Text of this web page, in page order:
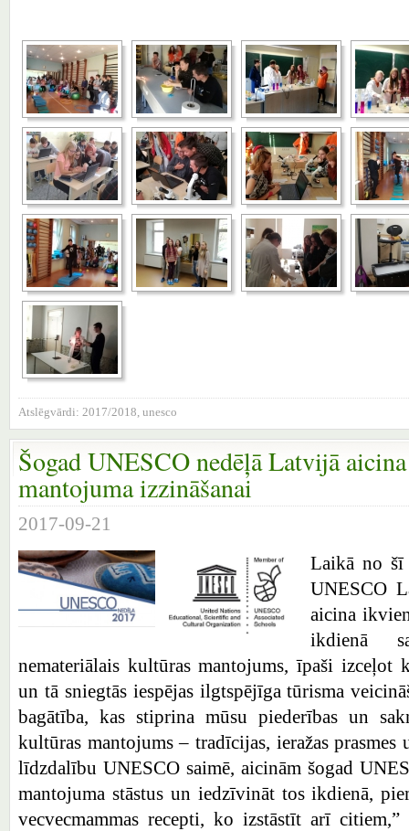
Atslēgvārdi: 2017/2018, unesco
Šogad UNESCO nedēļā Latvijā
mantojuma izzināšanai
2017-09-21
Laikā no
UNESCO
aicina
ikdienā
nemateriālais kultūras mantojums, īpaši izceļot
un tā sniegtās iespējas ilgtspējīga tūrisma
bagātība, kas stiprina mūsu piederības un
kultūras mantojums – tradīcijas, ieražas
līdzdalību UNESCO saimē, aicinām šogad
mantojuma stāstus un iedzīvināt tos ikdienā,
vecvecmammas recepti, ko izstāstīt arī